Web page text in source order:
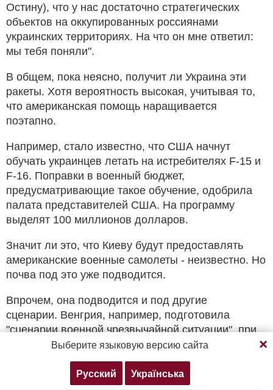
Остину), что у нас достаточно стратегических
объектов на оккупированных россиянами
украинских территориях. На что он мне ответил:
мы тебя поняли".
В общем, пока неясно, получит ли Украина эти
ракеты. Хотя вероятность высокая, учитывая то,
что американская помощь наращивается
поэтапно.
Например, стало известно, что США начнут
обучать украинцев летать на истребителях F-15 и
F-16. Поправки в военный бюджет,
предусматривающие такое обучение, одобрила
палата представителей США. На программу
выделят 100 миллионов долларов.
Значит ли это, что Киеву будут предоставлять
американские военные самолеты - неизвестно. Но
почва под это уже подводится.
Впрочем, она подводится и под другие
сценарии. Венгрия, например, подготовила
"сценарии военной чрезвычайной ситуации", при
которых может возникнуть потребность защищать
закарпатских венгров.
Об этом заявил глава МИД Венгрии Петер
Продолжая просмотр, вы соглашаетесь с нашей
политикой конфиденциальности
Согласен Подробнее
Выберите языковую версию сайта
Русский Українська